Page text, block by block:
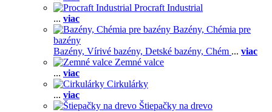
Procraft Industrial
... viac
Bazény, Chémia pre
bazény
Bazény, Vírivé bazény, Detské bazény, Chém ... viac
Zemné valce
... viac
Cirkulárky
... viac
Štiepačky na drevo